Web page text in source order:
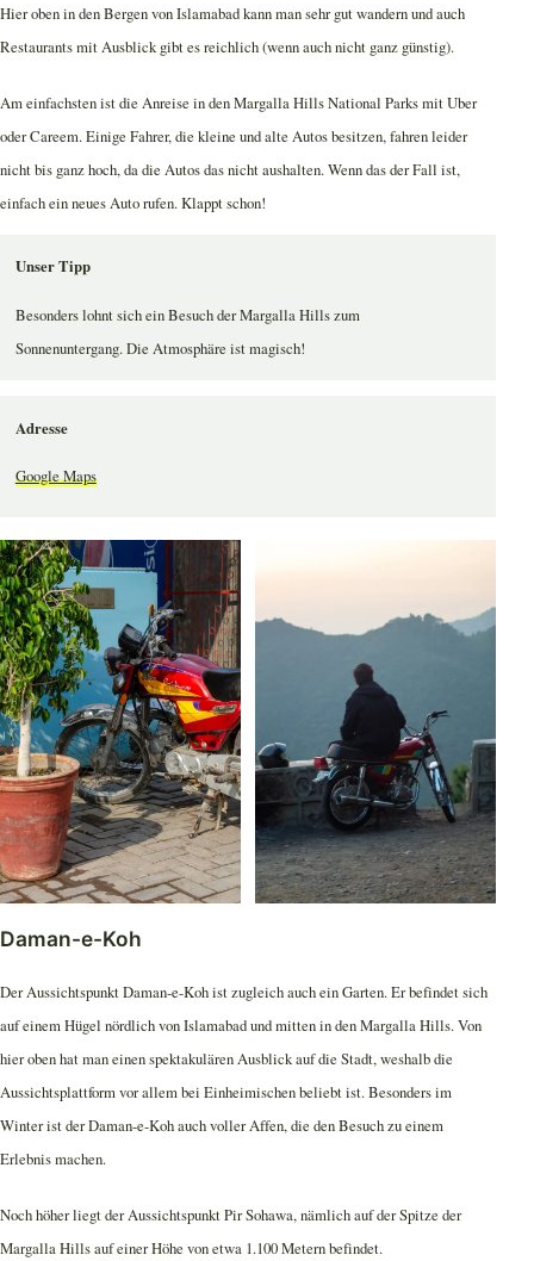
Hier oben in den Bergen von Islamabad kann man sehr gut wandern und auch
Restaurants mit Ausblick gibt es reichlich (wenn auch nicht ganz günstig).
Am einfachsten ist die Anreise in den Margalla Hills National Parks mit Uber
oder Careem. Einige Fahrer, die kleine und alte Autos besitzen, fahren leider
nicht bis ganz hoch, da die Autos das nicht aushalten. Wenn das der Fall ist,
einfach ein neues Auto rufen. Klappt schon!
Unser Tipp
Besonders lohnt sich ein Besuch der Margalla Hills zum
Sonnenuntergang. Die Atmosphäre ist magisch!
Adresse
Google Maps
Daman-e-Koh
Der Aussichtspunkt Daman-e-Koh ist zugleich auch ein Garten. Er befindet sich
auf einem Hügel nördlich von Islamabad und mitten in den Margalla Hills. Von
hier oben hat man einen spektakulären Ausblick auf die Stadt, weshalb die
Aussichtsplattform vor allem bei Einheimischen beliebt ist. Besonders im
Winter ist der Daman-e-Koh auch voller Affen, die den Besuch zu einem
Erlebnis machen.
Noch höher liegt der Aussichtspunkt Pir Sohawa, nämlich auf der Spitze der
Margalla Hills auf einer Höhe von etwa 1.100 Metern befindet.